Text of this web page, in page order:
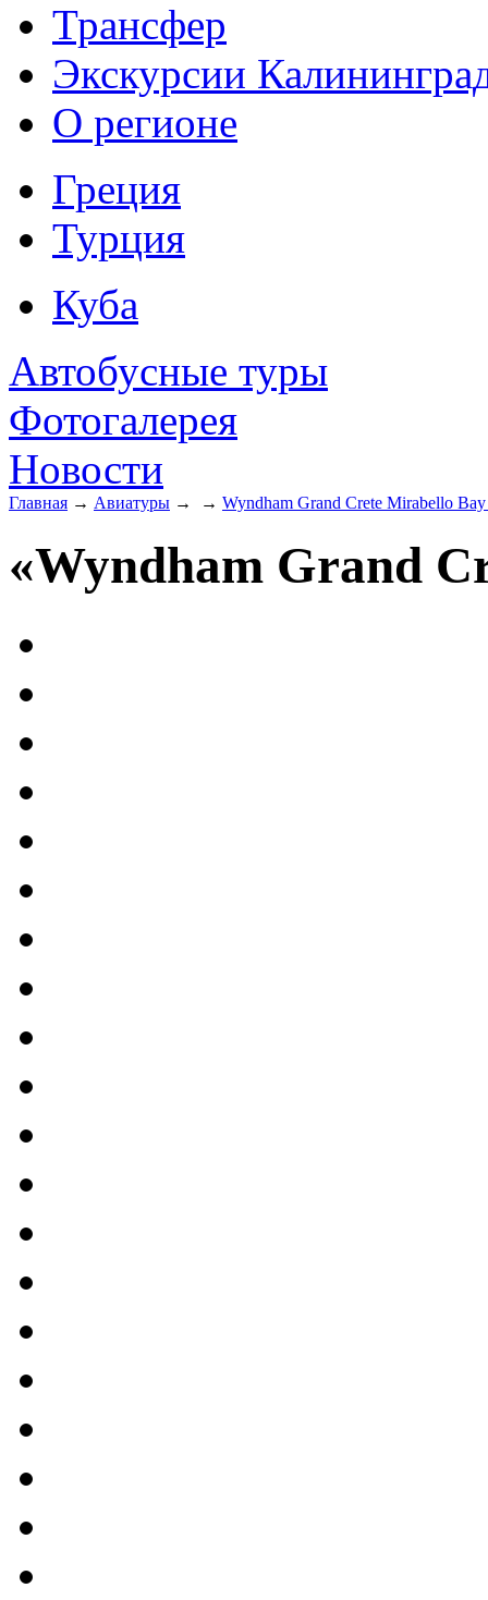
Трансфер
Экскурсии
О регионе
Греция
Турция
Куба
Автобусные туры
Фотогалерея
Новости
Главная → Авиатуры → → Wyndham Grand Crete Mirabello
«Wyndham Grand